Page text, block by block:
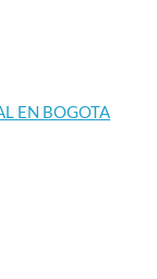
EN BOGOTA